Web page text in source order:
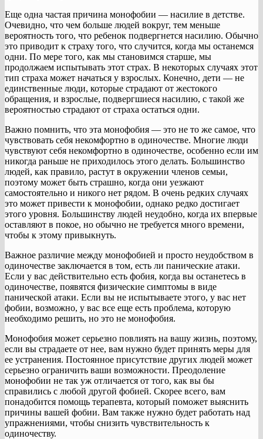
Еще одна частая причина монофобии — насилие в детстве.
Очевидно, что чем больше людей вокруг, тем меньше
вероятность того, что ребенок подвергнется насилию. Обычно
это приводит к страху того, что случится, когда мы останемся
одни. По мере того, как мы становимся старше, мы
продолжаем испытывать этот страх. В некоторых случаях этот
тип страха может начаться у взрослых. Конечно, дети — не
единственные люди, которые страдают от жестокого
обращения, и взрослые, подвергшиеся насилию, с такой же
вероятностью страдают от страха остаться одни.
Важно помнить, что эта монофобия — это не то же самое, что
чувствовать себя некомфортно в одиночестве. Многие люди
чувствуют себя некомфортно в одиночестве, особенно если им
никогда раньше не приходилось этого делать. Большинство
людей, как правило, растут в окружении членов семьи,
поэтому может быть страшно, когда они уезжают
самостоятельно и никого нет рядом. В очень редких случаях
это может привести к монофобии, однако редко достигает
этого уровня. Большинству людей неудобно, когда их впервые
оставляют в покое, но обычно не требуется много времени,
чтобы к этому привыкнуть.
Важное различие между монофобией и просто неудобством в
одиночестве заключается в том, есть ли панические атаки.
Если у вас действительно есть фобия, когда вы останетесь в
одиночестве, появятся физические симптомы в виде
панической атаки. Если вы не испытываете этого, у вас нет
фобии, возможно, у вас все еще есть проблема, которую
необходимо решить, но это не монофобия.
Монофобия может серьезно повлиять на вашу жизнь, поэтому,
если вы страдаете от нее, вам нужно будет принять меры для
ее устранения. Постоянное присутствие других людей может
серьезно ограничить ваши возможности. Преодоление
монофобии не так уж отличается от того, как вы бы
справились с любой другой фобией. Скорее всего, вам
понадобится помощь терапевта, который поможет выяснить
причины вашей фобии. Вам также нужно будет работать над
упражнениями, чтобы снизить чувствительность к
одиночеству.